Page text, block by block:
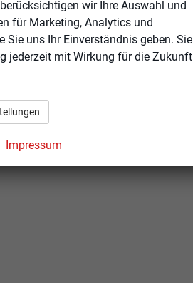
wir Ihre Auswahl und
für Marketing, Analytics und
Sie uns Ihr Einverständnis geben. Sie
jederzeit mit Wirkung für die Zukunft
Impressum